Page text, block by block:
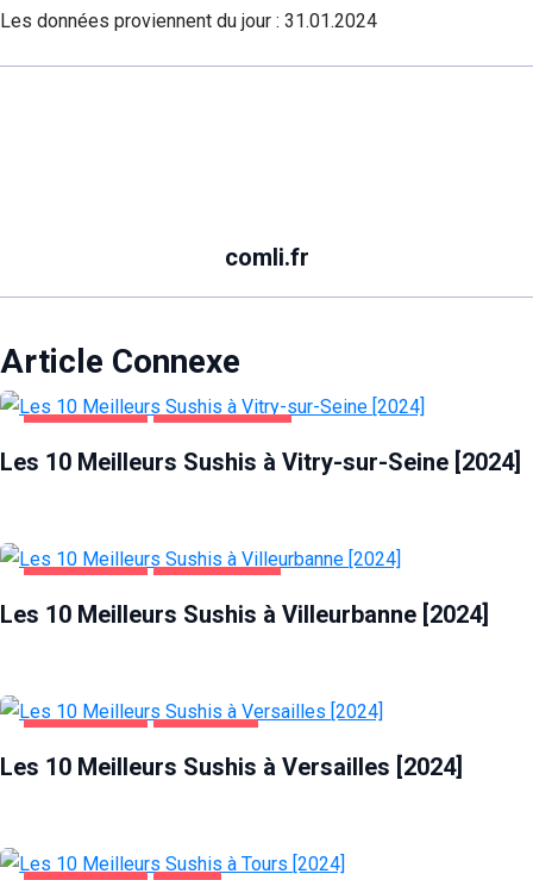
Les données proviennent du jour : 31.01.2024
comli.fr
Article Connexe
Les 10 Meilleurs Sushis à Vitry-sur-Seine [2024]
Les 10 Meilleurs Sushis à Villeurbanne [2024]
Les 10 Meilleurs Sushis à Versailles [2024]